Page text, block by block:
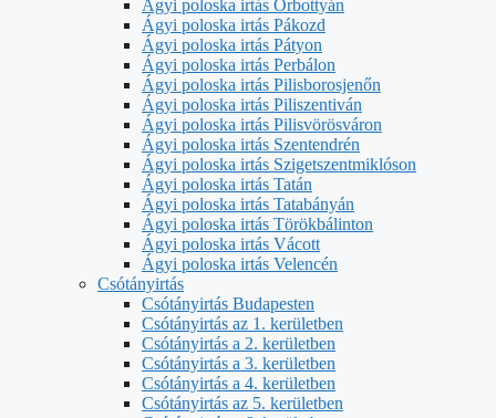
Ágyi poloska irtás Őrbottyán
Ágyi poloska irtás Pákozd
Ágyi poloska irtás Pátyon
Ágyi poloska irtás Perbálon
Ágyi poloska irtás Pilisborosjenőn
Ágyi poloska irtás Piliszentiván
Ágyi poloska irtás Pilisvörösváron
Ágyi poloska irtás Szentendrén
Ágyi poloska irtás Szigetszentmiklóson
Ágyi poloska irtás Tatán
Ágyi poloska irtás Tatabányán
Ágyi poloska irtás Törökbálinton
Ágyi poloska irtás Vácott
Ágyi poloska irtás Velencén
Csótányirtás
Csótányirtás Budapesten
Csótányirtás az 1. kerületben
Csótányirtás a 2. kerületben
Csótányirtás a 3. kerületben
Csótányirtás a 4. kerületben
Csótányirtás az 5. kerületben